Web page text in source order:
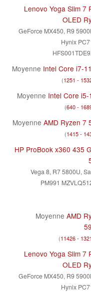
Lenovo Yoga Slim 7
OLED
GeForce MX450, R9
Hynix
Moyenne Intel Core i7-
(1251 -
Moyenne Intel Core
(640 -
Moyenne AMD Ryzen 7
(1415 -
HP ProBook x360 435
Vega 8, R7 5800U,
PM991
Moyenne AMD
(11426 -
Lenovo Yoga Slim 7
OLED
GeForce MX450, R9
Hynix